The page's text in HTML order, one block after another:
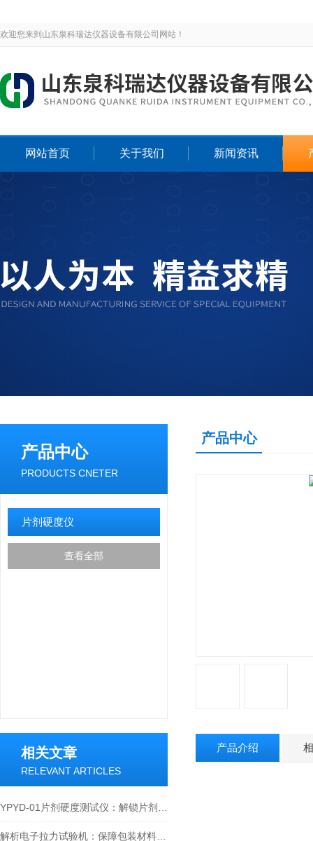
欢迎您来到山东泉科瑞达仪器设备有限公司网站！
网站首页 关于我们 新闻资讯
产品中心
PRODUCTS CNETER
片剂硬度仪
查看全部
相关文章
RELEVANT ARTICLES
产品中心
产品介绍